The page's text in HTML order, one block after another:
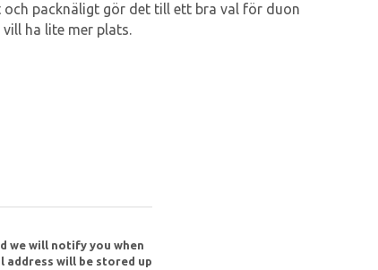
packnäligt gör det till ett bra val för duon
ha lite mer plats.
we will notify you when
address will be stored up